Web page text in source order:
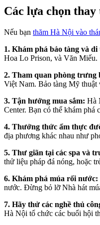
Các lựa chọn
Nếu bạn thăm Hà Nội vào
1. Khám phá bảo tàng và
Hoa Lo Prison, và Văn Miếu.
2. Tham quan phòng trưng
Việt Nam. Bảo tàng Mỹ thuật
3. Tận hưởng mua sắm: Hà
Center. Bạn có thể khám phá
4. Thưởng thức ẩm thực
địa phương khác nhau như
5. Thư giãn tại các spa và
thử liệu pháp đá nóng, hoặc
6. Khám phá múa rối nước:
nước. Đừng bỏ lỡ Nhà hát
7. Hãy thử các nghề thủ
Hà Nội tổ chức các buổi hội